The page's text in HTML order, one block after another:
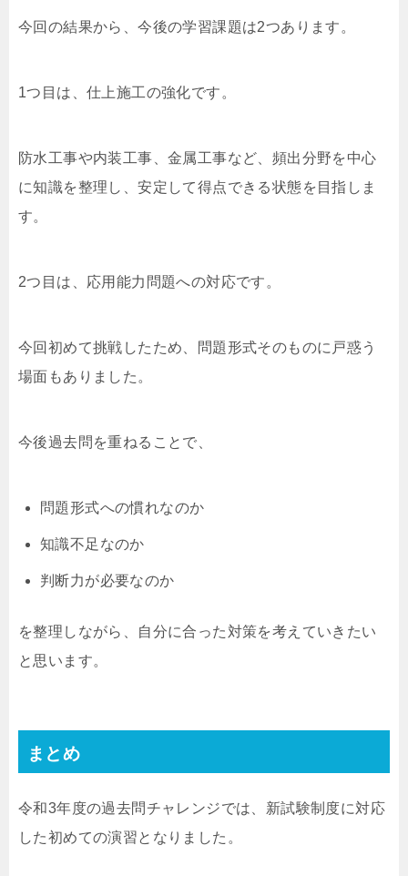
今回の結果から、今後の学習課題は2つあります。
1つ目は、仕上施工の強化です。
防水工事や内装工事、金属工事など、頻出分野を中心
に知識を整理し、安定して得点できる状態を目指しま
す。
2つ目は、応用能力問題への対応です。
今回初めて挑戦したため、問題形式そのものに戸惑う
場面もありました。
今後過去問を重ねることで、
問題形式への慣れなのか
知識不足なのか
判断力が必要なのか
を整理しながら、自分に合った対策を考えていきたい
と思います。
まとめ
令和3年度の過去問チャレンジでは、新試験制度に対応
した初めての演習となりました。